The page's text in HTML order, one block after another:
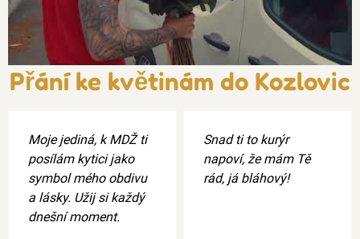
Přání ke květinám do Kozlovic
Moje jediná, k MDŽ ti
posílám kytici jako
symbol mého obdivu
a lásky. Užij si každý
dnešní moment.
Snad ti to kurýr
napoví, že mám Tě
rád, já bláhový!